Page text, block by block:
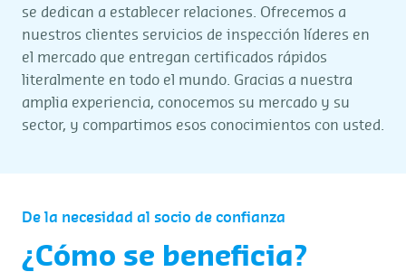
se dedican a establecer relaciones. Ofrecemos a
nuestros clientes servicios de inspección líderes en
el mercado que entregan certificados rápidos
literalmente en todo el mundo. Gracias a nuestra
amplia experiencia, conocemos su mercado y su
sector, y compartimos esos conocimientos con usted.
De la necesidad al socio de confianza
¿Cómo se beneficia?